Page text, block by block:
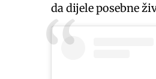
da dijele posebne